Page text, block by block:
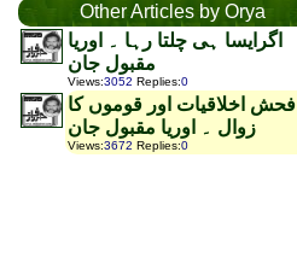
Other Articles by Orya
اگرایسا ہی چلتا رہا ۔ اوریا
مقبول جان
Views:3052 Replies:0
فحش اخلاقیات اور قوموں کا
زوال ۔ اوریا مقبول جان
Views:3672 Replies:0